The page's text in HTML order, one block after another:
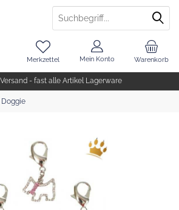
- fast alle Artikel Lagerware
Warenkorb
Merkzettel Mein Konto
Doggie